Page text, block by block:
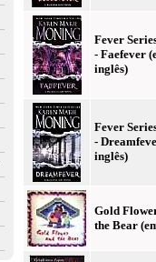
Fever
- Faefever
inglês)
Fever
-
inglês)
Gold
the Bear